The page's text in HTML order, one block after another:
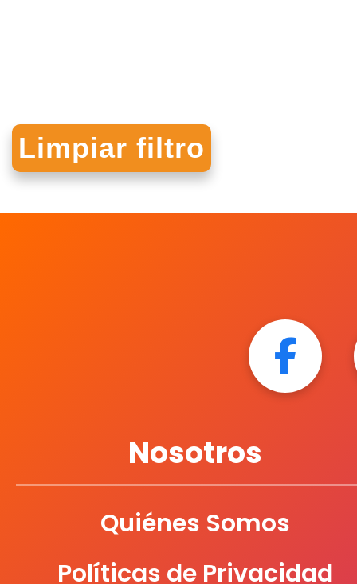
Nosotros
Quiénes Somos
Políticas de Privacidad